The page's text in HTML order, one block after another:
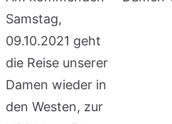
Samstag,
09.10.2021 geht
die Reise unserer
Damen wieder in
den Westen, zur